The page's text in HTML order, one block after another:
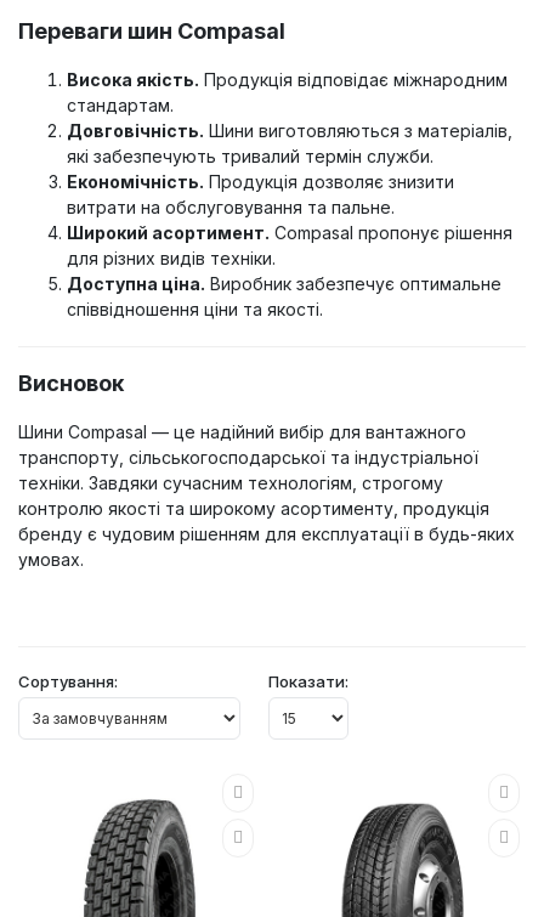
Переваги шин Compasal
Висока якість. Продукція відповідає міжнародним
стандартам.
Довговічність. Шини виготовляються з матеріалів,
які забезпечують тривалий термін служби.
Економічність. Продукція дозволяє знизити
витрати на обслуговування та пальне.
Широкий асортимент. Compasal пропонує рішення
для різних видів техніки.
Доступна ціна. Виробник забезпечує оптимальне
співвідношення ціни та якості.
Висновок
Шини Compasal — це надійний вибір для вантажного
транспорту, сільськогосподарської та індустріальної
техніки. Завдяки сучасним технологіям, строгому
контролю якості та широкому асортименту, продукція
бренду є чудовим рішенням для експлуатації в будь-яких
умовах.
Сортування: Показати: